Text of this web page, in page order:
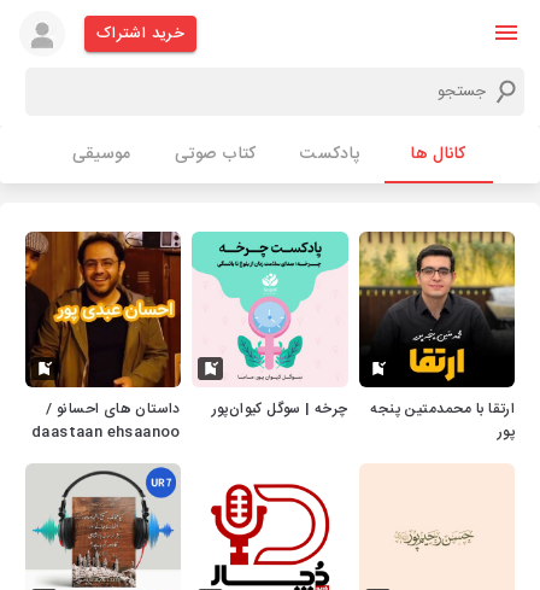
خرید اشتراک
کانال ها پادکست کتاب صوتی موسیقی
ارتقا با محمدمتین پنجه
پور
چرخه | سوگل کیوان‌پور
داستان های احسانو /
daastaan ehsaanoo